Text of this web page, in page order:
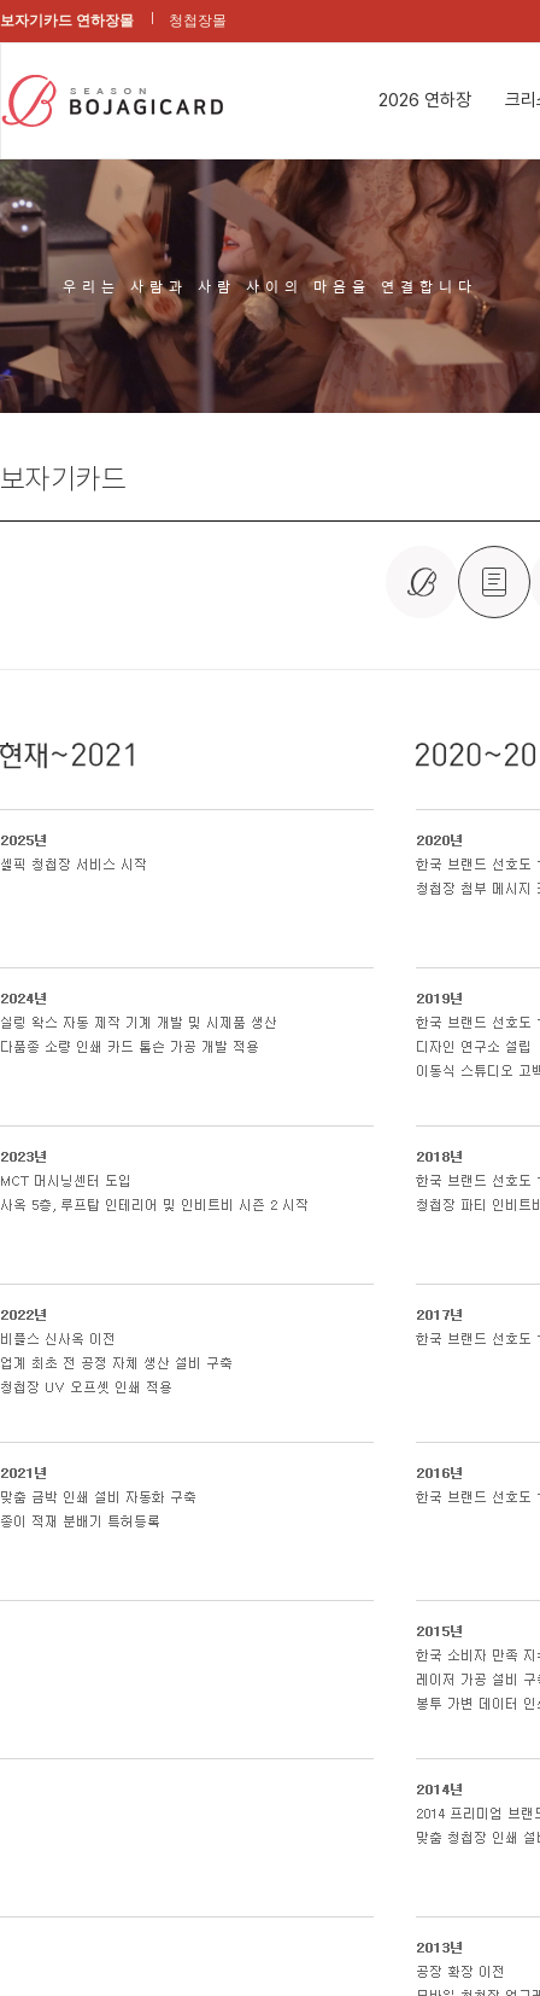
보자기카드 연하장몰 청첩장몰
2026 연하장 크
우리는 사람과 사람 사이의 마음을 연결합니다
보자기카드